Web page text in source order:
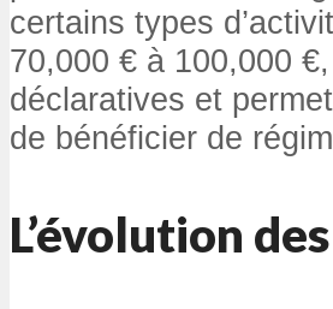
certains types
70,000 € à 100,000
déclaratives et
de bénéficier de
L’évolution